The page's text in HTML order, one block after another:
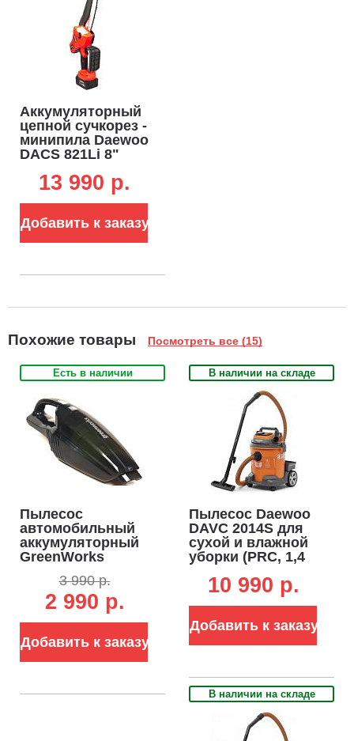
Аккумуляторный
цепной сучкорез -
минипила Daewoo
DACS 821Li 8"
ЗУ (PRC, 21В,
1/4"-1.1-48E, 2.1
13 990 p.
Добавить к заказу
Похожие товары Посмотреть все (15)
Есть в наличии
Пылесос
автомобильный
аккумуляторный
GreenWorks
ЗУ (PRC, 24В, 500
мл, 0.7 кг)
3 990 р.
2 990 р.
Добавить к заказу
В наличии на складе
Пылесос Daewoo
DAVC 2014S для
сухой и влажной
уборки (PRC, 1,4
230 мбар,
контейнер 20 л.,
розетка 220В, 7,1
кг.)
10 990 p.
Добавить к заказу
В наличии на складе